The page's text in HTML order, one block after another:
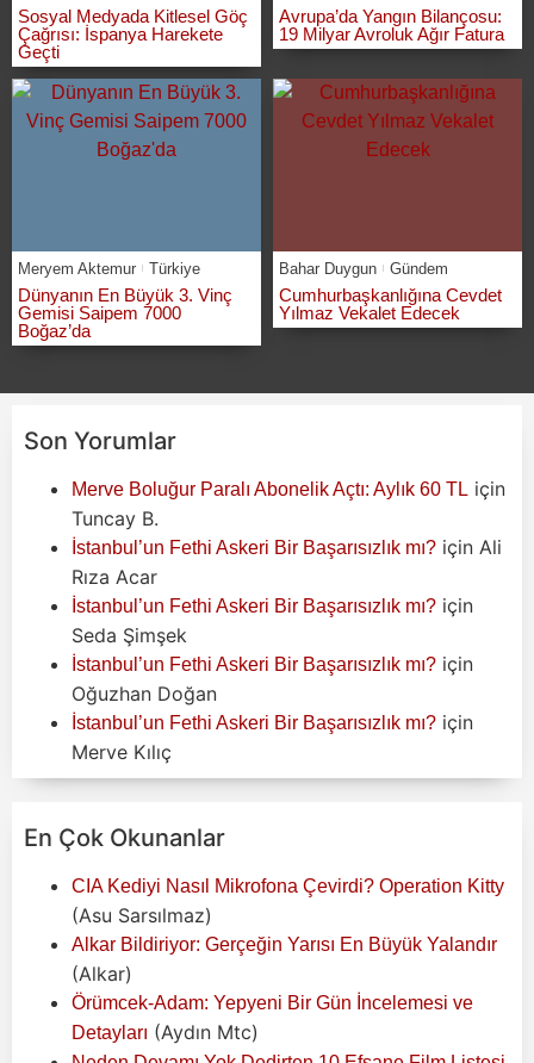
Sosyal Medyada Kitlesel Göç
Çağrısı: İspanya Harekete
Geçti
Avrupa’da Yangın Bilançosu:
19 Milyar Avroluk Ağır Fatura
Meryem Aktemur Türkiye
Dünyanın En Büyük 3. Vinç
Gemisi Saipem 7000
Boğaz’da
Bahar Duygun Gündem
Cumhurbaşkanlığına Cevdet
Yılmaz Vekalet Edecek
Son Yorumlar
Merve Boluğur Paralı Abonelik Açtı: Aylık 60 TL için
Tuncay B.
İstanbul’un Fethi Askeri Bir Başarısızlık mı? için Ali
Rıza Acar
İstanbul’un Fethi Askeri Bir Başarısızlık mı? için
Seda Şimşek
İstanbul’un Fethi Askeri Bir Başarısızlık mı? için
Oğuzhan Doğan
İstanbul’un Fethi Askeri Bir Başarısızlık mı? için
Merve Kılıç
En Çok Okunanlar
CIA Kediyi Nasıl Mikrofona Çevirdi? Operation Kitty
(Asu Sarsılmaz)
Alkar Bildiriyor: Gerçeğin Yarısı En Büyük Yalandır
(Alkar)
Örümcek-Adam: Yepyeni Bir Gün İncelemesi ve
Detayları (Aydın Mtc)